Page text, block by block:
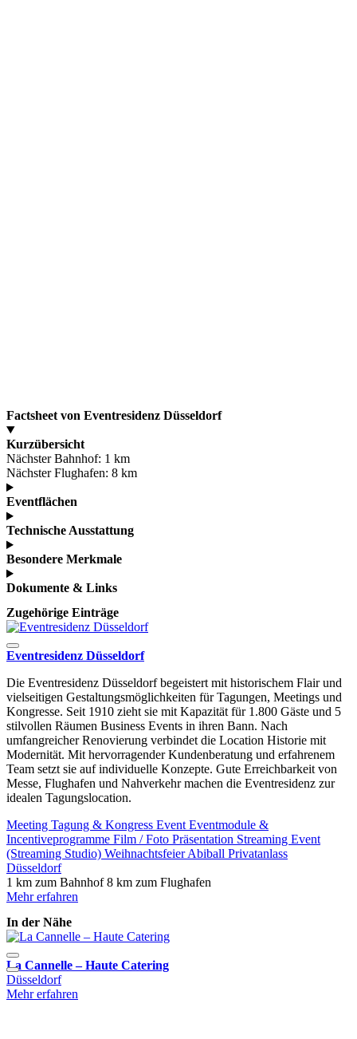
Factsheet von Eventresidenz Düsseldorf
Kurzübersicht
Nächster Bahnhof: 1 km
Nächster Flughafen: 8 km
Eventflächen
Technische Ausstattung
Besondere Merkmale
Dokumente & Links
Zugehörige Einträge
Eventresidenz Düsseldorf
Die Eventresidenz Düsseldorf begeistert mit historischem Flair und
vielseitigen Gestaltungsmöglichkeiten für Tagungen, Meetings und
Kongresse. Seit 1910 zieht sie mit Kapazität für 1.800 Gäste und 5
stilvollen Räumen Business Events in ihren Bann. Nach
umfangreicher Renovierung verbindet die Location Historie mit
Modernität. Mit hervorragender Kundenberatung und erfahrenem
Team setzt sie auf individuelle Konzepte. Gute Erreichbarkeit von
Messe, Flughafen und Nahverkehr machen die Eventresidenz zur
idealen Tagungslocation.
Meeting Tagung & Kongress Event Eventmodule &
Incentiveprogramme Film / Foto Präsentation Streaming Event
(Streaming Studio) WeihnachtsfeierAbiball Privatanlass
Düsseldorf
1 km zum Bahnhof8 km zum Flughafen
Mehr erfahren
In der Nähe
La Cannelle – Haute Catering
Düsseldorf
Mehr erfahren